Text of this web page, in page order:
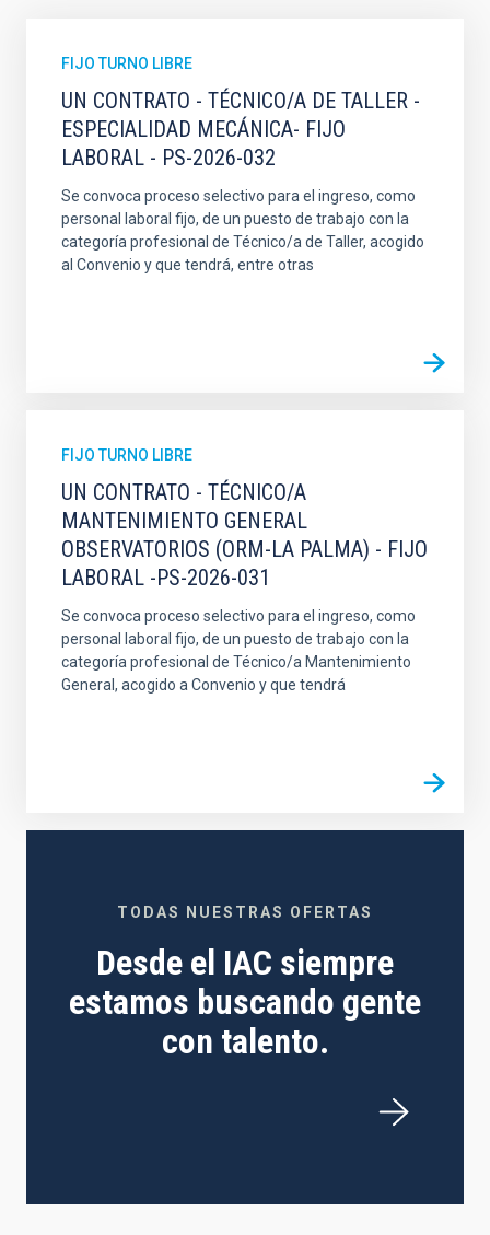
FIJO TURNO LIBRE
UN CONTRATO - TÉCNICO/A DE TALLER -
ESPECIALIDAD MECÁNICA- FIJO
LABORAL - PS-2026-032
Se convoca proceso selectivo para el ingreso, como
personal laboral fijo, de un puesto de trabajo con la
categoría profesional de Técnico/a de Taller, acogido
al Convenio y que tendrá, entre otras
FIJO TURNO LIBRE
UN CONTRATO - TÉCNICO/A
MANTENIMIENTO GENERAL
OBSERVATORIOS (ORM-LA PALMA) - FIJO
LABORAL -PS-2026-031
Se convoca proceso selectivo para el ingreso, como
personal laboral fijo, de un puesto de trabajo con la
categoría profesional de Técnico/a Mantenimiento
General, acogido a Convenio y que tendrá
TODAS NUESTRAS OFERTAS
Desde el IAC siempre
estamos buscando gente
con talento.